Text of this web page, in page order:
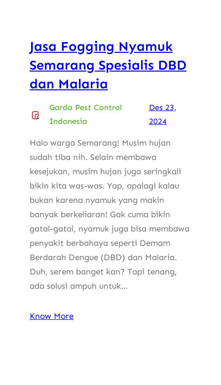
Jasa Fogging Nyamuk
Semarang Spesialis DBD
dan Malaria
Garda Pest Control
Indonesia
Des 23,
2024
Halo warga Semarang! Musim hujan
sudah tiba nih. Selain membawa
kesejukan, musim hujan juga seringkali
bikin kita was-was. Yap, apalagi kalau
bukan karena nyamuk yang makin
banyak berkeliaran! Gak cuma bikin
gatal-gatal, nyamuk juga bisa membawa
penyakit berbahaya seperti Demam
Berdarah Dengue (DBD) dan Malaria.
Duh, serem banget kan? Tapi tenang,
ada solusi ampuh untuk…
Know More